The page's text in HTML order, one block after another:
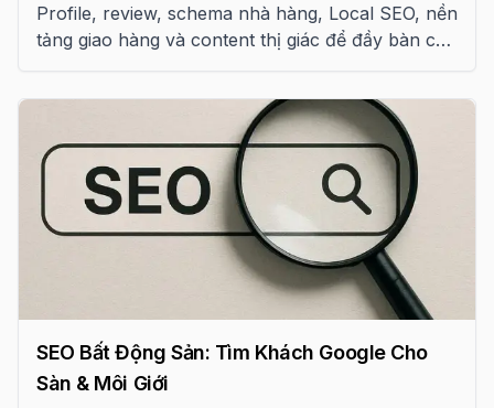
Profile, review, schema nhà hàng, Local SEO, nền
tảng giao hàng và content thị giác để đầy bàn cho
SEO Bất Động Sản: Tìm Khách Google Cho
Sàn & Môi Giới